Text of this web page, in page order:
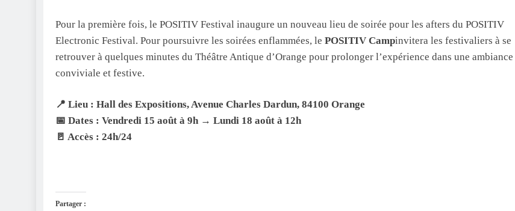
Pour la première fois, le POSITIV Festival inaugure un nouveau lieu de soirée pour les afters du POSITIV
Electronic Festival. Pour poursuivre les soirées enflammées, le POSITIV Campinvitera les festivaliers à se
retrouver à quelques minutes du Théâtre Antique d’Orange pour prolonger l’expérience dans une ambiance
conviviale et festive.
📍 Lieu : Hall des Expositions, Avenue Charles Dardun, 84100 Orange
📅 Dates : Vendredi 15 août à 9h → Lundi 18 août à 12h
🚪 Accès : 24h/24
Partager :